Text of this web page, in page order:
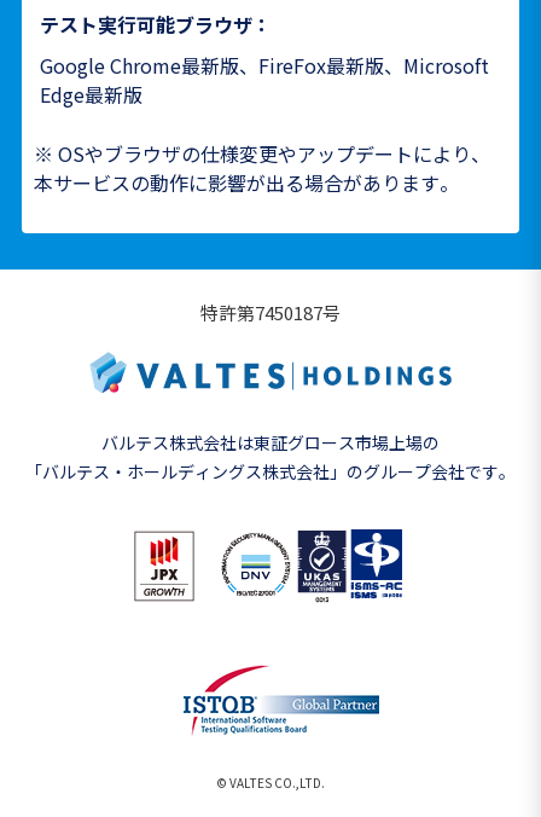
テスト実行可能ブラウザ：
Google Chrome最新版、FireFox最新版、Microsoft
Edge最新版
※ OSやブラウザの仕様変更やアップデートにより、
本サービスの動作に影響が出る場合があります。
特許第7450187号
バルテス株式会社は東証グロース市場上場の
「バルテス・ホールディングス株式会社」のグループ会社です。
© VALTES CO.,LTD.